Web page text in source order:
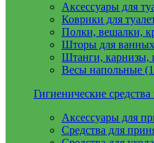
Аксессуары для
Коврики для
Полки, вешалки,
Шторы для
Штанги, карнизы,
Весы напольные
Гигиенические
Аксессуары для
Средства для